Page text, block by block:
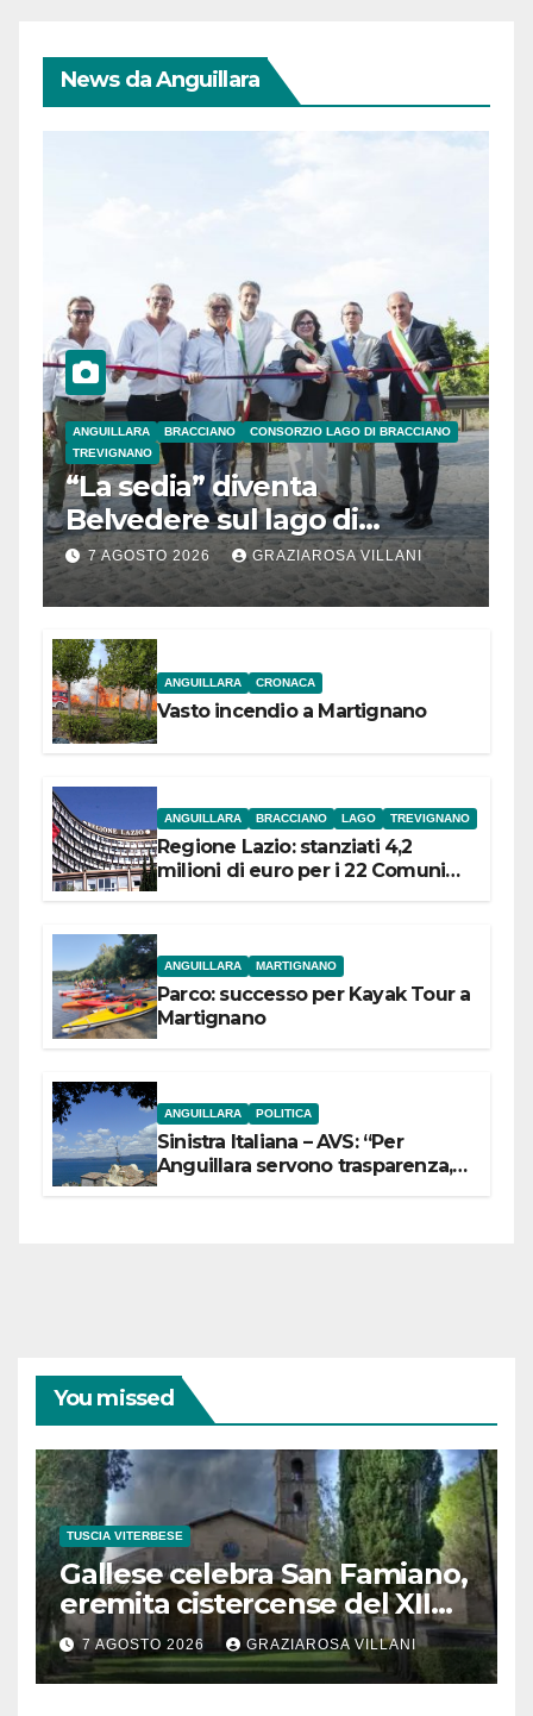
News da Anguillara
ANGUILLARA BRACCIANO
CONSORZIO LAGO DI BRACCIANO
TREVIGNANO
“La sedia” diventa
Belvedere sul lago di
Bracciano: ieri
l’inaugurazione
7 AGOSTO 2026 GRAZIAROSA VILLANI
ANGUILLARA CRONACA
Vasto incendio a Martignano
ANGUILLARA BRACCIANO LAGO TREVIGNANO
Regione Lazio: stanziati 4,2
milioni di euro per i 22 Comuni
ANGUILLARA MARTIGNANO
Parco: successo per Kayak Tour a
Martignano
ANGUILLARA POLITICA
Sinistra Italiana – AVS: “Per
Anguillara servono trasparenza,
You missed
TUSCIA VITERBESE
Gallese celebra San Famiano,
eremita cistercense del XII
secolo
7 AGOSTO 2026 GRAZIAROSA VILLANI